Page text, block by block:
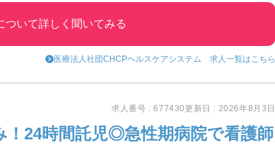
ついて詳しく聞いてみる
医療法人社団CHCPヘルスケアシステム 求人一覧はこちら
求人番号 : 677430更新日 : 2026年8月3日
！24時間託児◎急性期病院で看護師